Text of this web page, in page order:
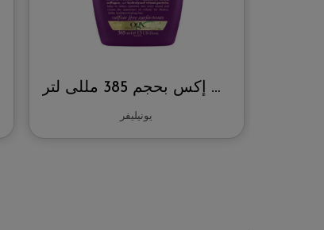
شامبو أو جي إكس بحجم 385 مللى لتر
يونيليفر